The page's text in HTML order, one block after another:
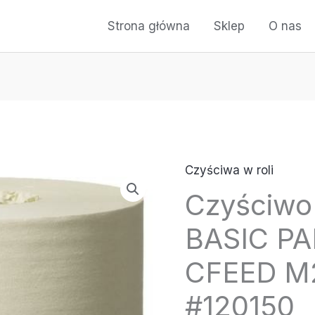
Strona główna Sklep O nas
Czyściwa w roli
BASIC
CFEED
#120150